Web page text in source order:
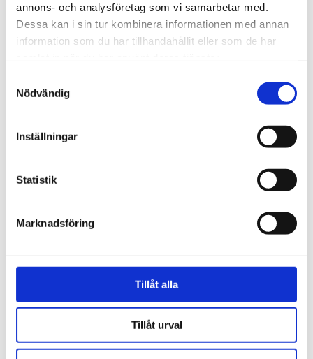
annons- och analysföretag som vi samarbetar med.
Dessa kan i sin tur kombinera informationen med annan
information som du har tillhandahållit eller som de har
Nödvändig
Inställningar
Statistik
Marknadsföring
Tillåt alla
Tillåt urval
Kritiserade Israel – har
blivit utsedd till Sveriges
ambassadör i Libanon